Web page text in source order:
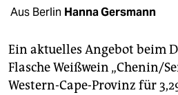
unterstützen
abo
Aus Berlin Hanna Gersmann
Ein aktuelles Angebot beim
Flasche Weißwein „Chenin/
Western-Cape-Provinz für